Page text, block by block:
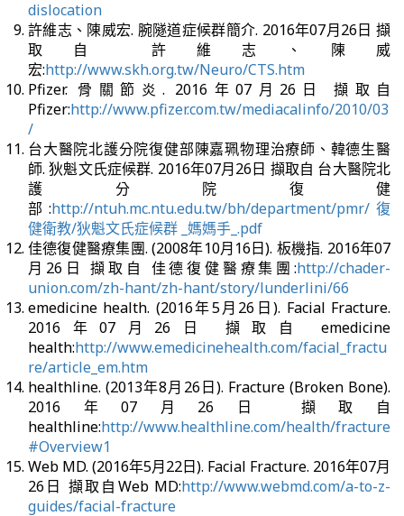
dislocation
許維志、陳威宏. 腕隧道症候群簡介. 2016年07月26日 擷
取自 許維志、陳威
宏:http://www.skh.org.tw/Neuro/CTS.htm
Pfizer. 骨關節炎. 2016年07月26日 擷取自
Pfizer:http://www.pfizer.com.tw/mediacalinfo/2010/03
/
台大醫院北護分院復健部陳嘉珮物理治療師、韓德生醫
師. 狄魁文氏症候群. 2016年07月26日 擷取自 台大醫院北
護分院復健
部:http://ntuh.mc.ntu.edu.tw/bh/department/pmr/復
健衛教/狄魁文氏症候群 _媽媽手_.pdf
佳德復健醫療集團. (2008年10月16日). 板機指. 2016年07
月26日 擷取自 佳德復健醫療集團:http://chader-
union.com/zh-hant/zh-hant/story/lunderlini/66
emedicine health. (2016年5月26日). Facial Fracture.
2016年07月26日 擷取自 emedicine
health:http://www.emedicinehealth.com/facial_fractu
re/article_em.htm
healthline. (2013年8月26日). Fracture (Broken Bone).
2016年07月26日 擷取自
healthline:http://www.healthline.com/health/fracture
#Overview1
Web MD. (2016年5月22日). Facial Fracture. 2016年07月
26日 擷取自Web MD:http://www.webmd.com/a-to-z-
guides/facial-fracture